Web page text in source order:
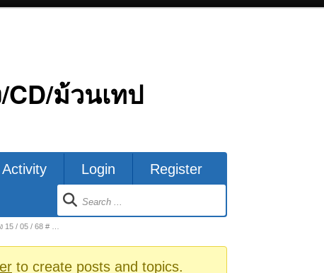
ม้วนเทป
Activity Login Register
15 / 05 / 68 # …
to create posts and topics.